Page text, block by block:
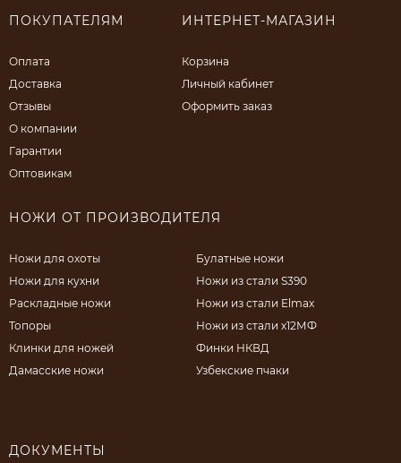
ПОКУПАТЕЛЯМ
Оплата
Доставка
Отзывы
О компании
Гарантии
Оптовикам
ИНТЕРНЕТ-МАГАЗИН
Корзина
Личный кабинет
Оформить заказ
НОЖИ ОТ ПРОИЗВОДИТЕЛЯ
Ножи для охоты
Ножи для кухни
Раскладные ножи
Топоры
Клинки для ножей
Дамасские ножи
Булатные ножи
Ножи из стали S390
Ножи из стали Elmax
Ножи из стали х12МФ
Финки НКВД
Узбекские пчаки
ДОКУМЕНТЫ